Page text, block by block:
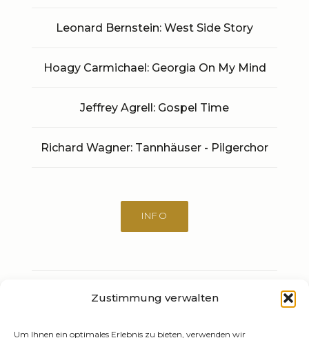
Zustimmung verwalten
Um Ihnen ein optimales Erlebnis zu bieten, verwenden wir
Leonard Bernstein: West Side Story
Hoagy Carmichael: Georgia On My Mind
Jeffrey Agrell: Gospel Time
Richard Wagner: Tannhäuser - Pilgerchor
INFO